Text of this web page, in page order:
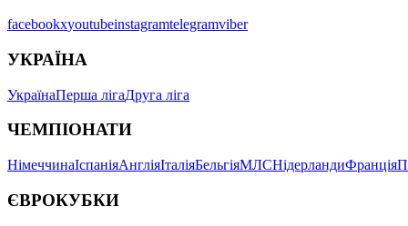
facebookxyoutubeinstagramtelegramviber
УКРАЇНА
УкраїнаПерша лігаДруга ліга
ЧЕМПІОНАТИ
НімеччинаІспаніяАнгліяІталіяБельгіяМЛСНідерландиФранція
ЄВРОКУБКИ